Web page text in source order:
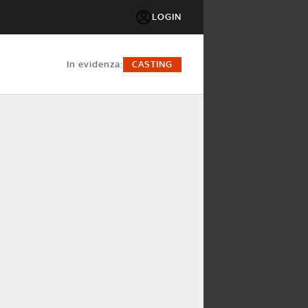
LOGIN
in evidenza: CASTING